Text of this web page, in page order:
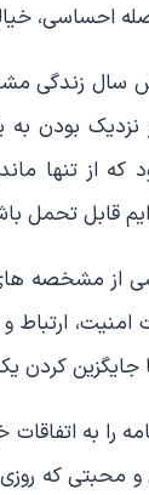
احساسی،
زندگی
نزدیک بودن
که از تنها
قابل تحمل
از مشخصه
امنیت،
کردن
را به
و محبتی که